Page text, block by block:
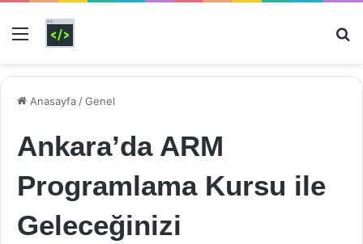
Menü
Anasayfa /Genel
Ankara’da ARM
Programlama Kursu ile
Geleceğinizi